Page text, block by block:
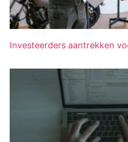
Investeerders aantrekken